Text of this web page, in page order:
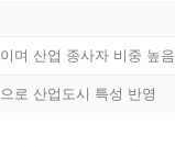
며 산업 종사자 비중 높음
로 산업도시 특성 반영